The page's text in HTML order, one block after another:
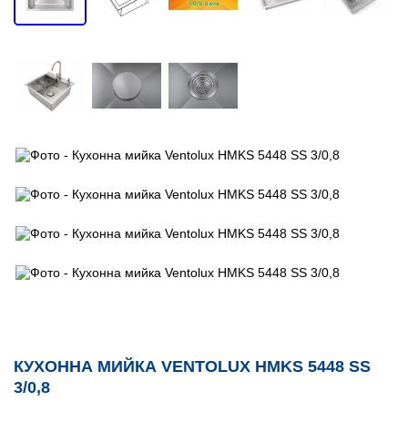
КУХОННА МИЙКА VENTOLUX HMKS 5448 SS
3/0,8